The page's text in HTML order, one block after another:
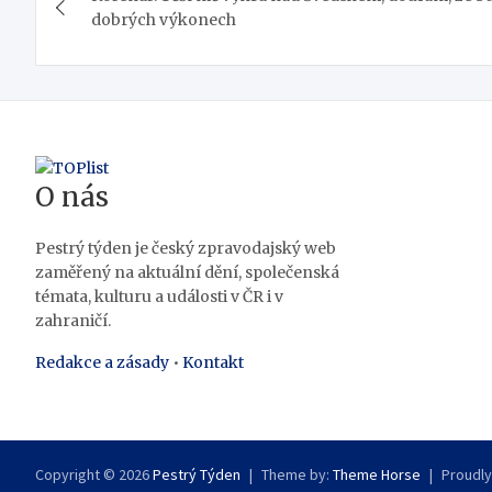
pro
příspěvek
dobrých výkonech
O nás
Pestrý týden je český zpravodajský web
zaměřený na aktuální dění, společenská
témata, kulturu a události v ČR i v
zahraničí.
Redakce a zásady • Kontakt
Copyright © 2026Pestrý Týden Theme by: Theme Horse